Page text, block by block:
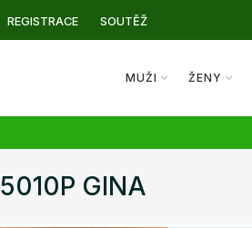
REGISTRACE SOUTĚŽ
MUŽI ŽENY
GINA